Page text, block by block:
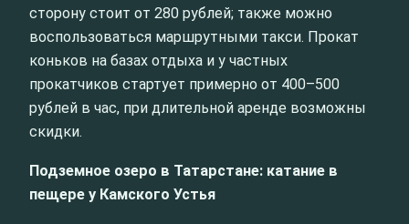
сторону стоит от 280 рублей; также можно
воспользоваться маршрутными такси. Прокат
коньков на базах отдыха и у частных
прокатчиков стартует примерно от 400–500
рублей в час, при длительной аренде возможны
скидки.
Подземное озеро в Татарстане: катание в
пещере у Камского Устья